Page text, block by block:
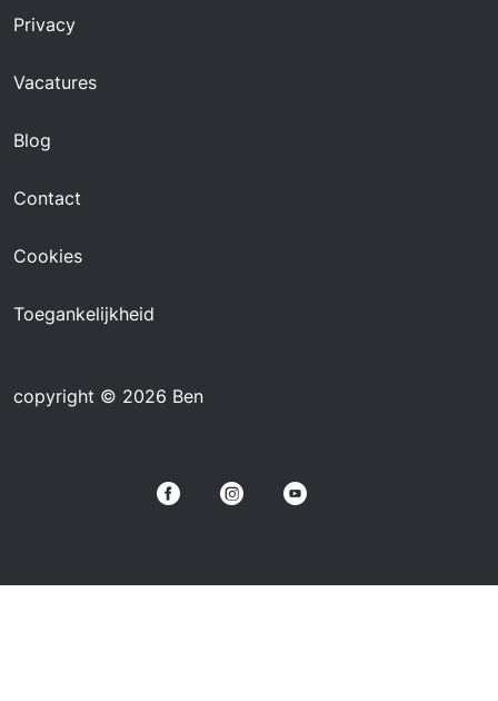
Privacy
Vacatures
Blog
Contact
Cookies
Toegankelijkheid
copyright © 2026 Ben